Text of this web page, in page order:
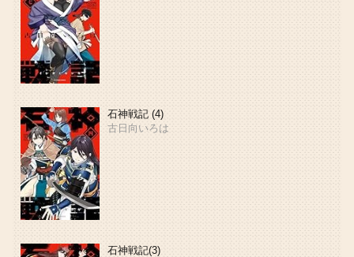
石神戦記 (4)
古日向いろは
石神戦記(3)